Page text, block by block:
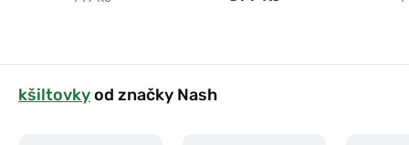
kšiltovkyod značky Nash